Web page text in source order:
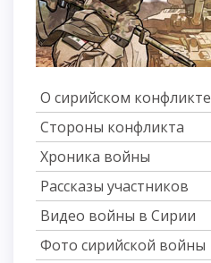
О сирийском конфликте
Стороны конфликта
Хроника войны
Рассказы участников
Видео войны в Сирии
Фото сирийской войны